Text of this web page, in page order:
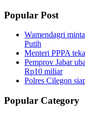
Popular Post
Wamendagri
Putih
Menteri PPPA
Pemprov Jabar
Rp10 miliar
Polres Cilegon
Popular Category